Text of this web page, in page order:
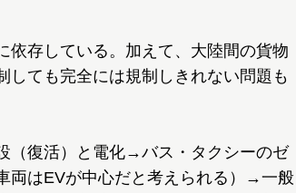
存している。加えて、大陸間の貨物
しても完全には規制しきれない問題も
（復活）と電化→バス・タクシーのゼ
両はEVが中心だと考えられる）→一般